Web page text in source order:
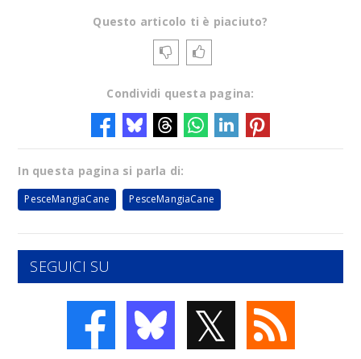
Questo articolo ti è piaciuto?
Condividi questa pagina:
In questa pagina si parla di:
PesceMangiaCane PesceMangiaCane
SEGUICI SU
𝕏